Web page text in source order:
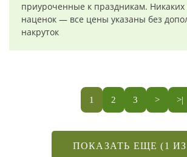
приуроченные к праздникам.
наценок — все цены указаны без
накруток
1 2 3 > >|
ПОКАЗАТЬ ЕЩЕ (1 ИЗ